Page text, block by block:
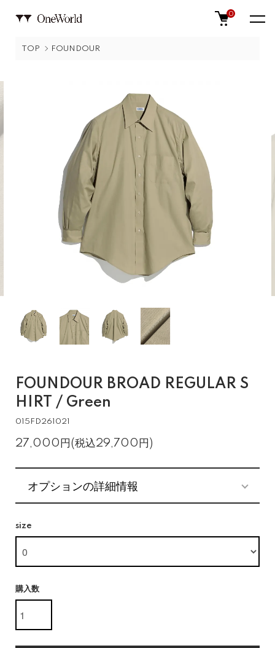
0
TOP FOUNDOUR
FOUNDOUR BROAD REGULAR S
HIRT / Green
015FD261021
27,000円(税込29,700円)
オプションの詳細情報
size
購入数